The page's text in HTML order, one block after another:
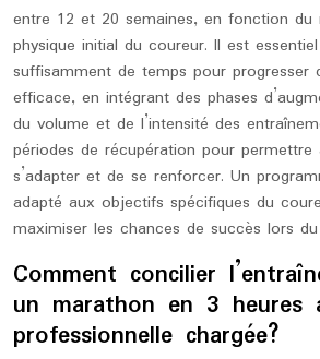
entre 12 et 20 semaines, en fonction du
physique initial du coureur. Il est
suffisamment de temps pour progresser
efficace, en intégrant des phases
du volume et de l’intensité des
périodes de récupération pour
s’adapter et de se renforcer. Un
adapté aux objectifs spécifiques du
maximiser les chances de succès lors
Comment concilier
un marathon en 3 heures
professionnelle chargée?